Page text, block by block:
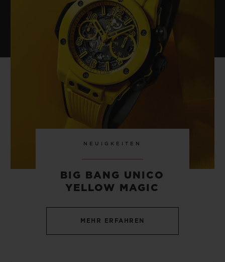
NEUIGKEITEN
BIG BANG UNICO
YELLOW MAGIC
MEHR ERFAHREN